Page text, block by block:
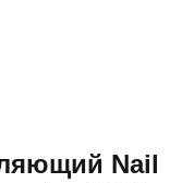
Nail